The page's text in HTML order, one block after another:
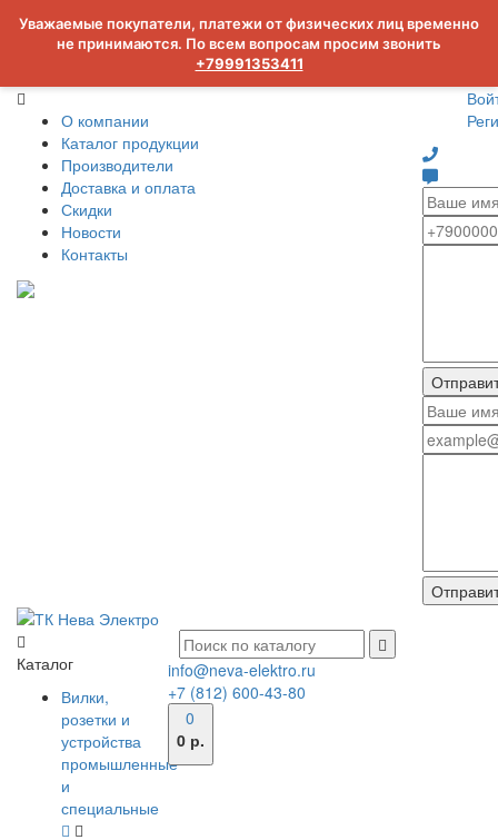
Уважаемые покупатели, платежи от физических лиц временно
не принимаются. По всем вопросам просим звонить
+79991353411
О компании
Каталог продукции
Производители
Доставка и оплата
Скидки
Новости
Контакты
Каталог
Вилки,
розетки и
устройства
промышленные
и
специальные
info@neva-elektro.ru
+7 (812) 600-43-80
0
0 р.